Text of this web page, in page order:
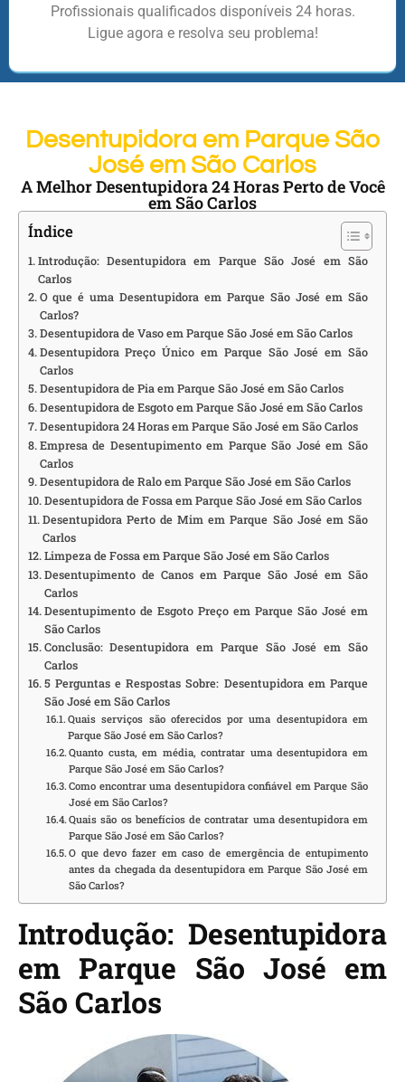
Profissionais qualificados disponíveis 24 horas.
Ligue agora e resolva seu problema!
Desentupidora em Parque São
José em São Carlos
A Melhor Desentupidora 24 Horas Perto de Você
em São Carlos
Índice
Introdução: Desentupidora em Parque São José em São
Carlos
O que é uma Desentupidora em Parque São José em São
Carlos?
Desentupidora de Vaso em Parque São José em São Carlos
Desentupidora Preço Único em Parque São José em São
Carlos
Desentupidora de Pia em Parque São José em São Carlos
Desentupidora de Esgoto em Parque São José em São Carlos
Desentupidora 24 Horas em Parque São José em São Carlos
Empresa de Desentupimento em Parque São José em São
Carlos
Desentupidora de Ralo em Parque São José em São Carlos
Desentupidora de Fossa em Parque São José em São Carlos
Desentupidora Perto de Mim em Parque São José em São
Carlos
Limpeza de Fossa em Parque São José em São Carlos
Desentupimento de Canos em Parque São José em São
Carlos
Desentupimento de Esgoto Preço em Parque São José em
São Carlos
Conclusão: Desentupidora em Parque São José em São
Carlos
5 Perguntas e Respostas Sobre: Desentupidora em Parque
São José em São Carlos
Quais serviços são oferecidos por uma desentupidora em
Parque São José em São Carlos?
Quanto custa, em média, contratar uma desentupidora em
Parque São José em São Carlos?
Como encontrar uma desentupidora confiável em Parque São
José em São Carlos?
Quais são os benefícios de contratar uma desentupidora em
Parque São José em São Carlos?
O que devo fazer em caso de emergência de entupimento
antes da chegada da desentupidora em Parque São José em
São Carlos?
Introdução: Desentupidora
em Parque São José em
São Carlos